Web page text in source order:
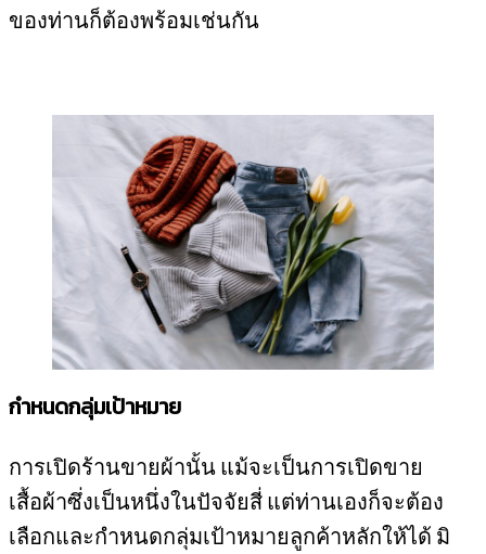
ของท่านก็ต้องพร้อมเช่นกัน
กำหนดกลุ่มเป้าหมาย
การเปิดร้านขายผ้านั้น แม้จะเป็นการเปิดขาย
เสื้อผ้าซึ่งเป็นหนึ่งในปัจจัยสี่ แต่ท่านเองก็จะต้อง
เลือกและกำหนดกลุ่มเป้าหมายลูกค้าหลักให้ได้ มิ